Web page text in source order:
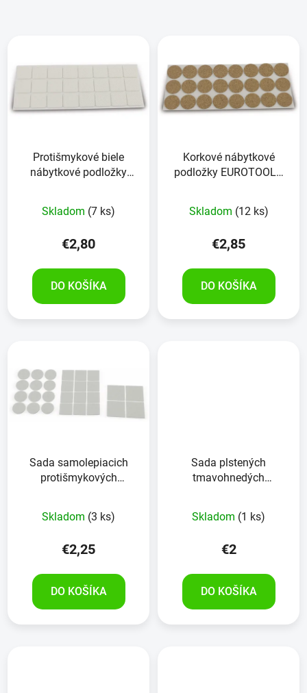
Protišmykové biele
nábytkové podložky
Skladom (7 ks)
€2,80
DO KOŠÍKA
Korkové nábytkové
podložky EUROTOOLS
Skladom (12 ks)
€2,85
DO KOŠÍKA
Sada samolepiacich
protišmykových
Skladom (3 ks)
€2,25
DO KOŠÍKA
Sada plstených
tmavohnedých
43 kusov
Skladom (1 ks)
€2
DO KOŠÍKA